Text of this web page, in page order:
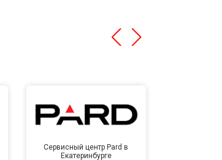
Сервисный центр Pard в
Екатеринбурге